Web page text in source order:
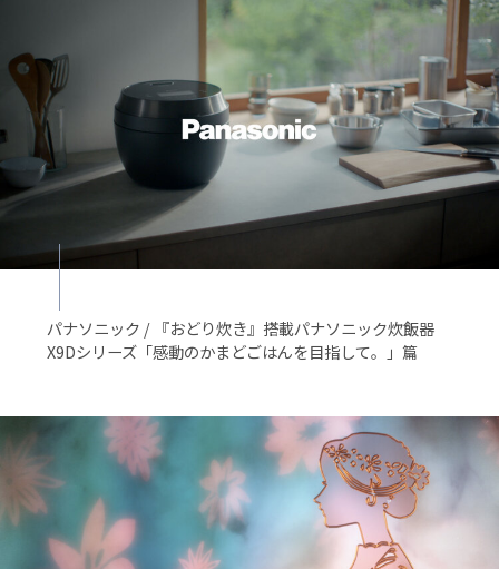
パナソニック / 『おどり炊き』搭載パナソニック炊飯器
X9Dシリーズ「感動のかまどごはんを目指して。」篇